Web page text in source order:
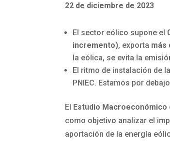
22 de diciembre de 2023
El sector eólico supone el
incremento), exporta más
la eólica, se evita la
El ritmo de instalación de
PNIEC. Estamos por
El Estudio Macroeconómico
como objetivo analizar el
aportación de la energía